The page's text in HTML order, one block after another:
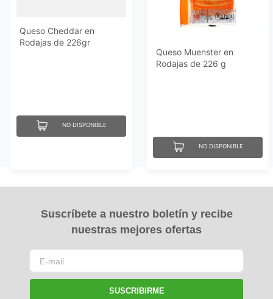
Queso Cheddar en
Rodajas de 226gr
NO DISPONIBLE
Queso Muenster en
Rodajas de 226 g
NO DISPONIBLE
Suscríbete a nuestro boletín y recibe
nuestras mejores ofertas
SUSCRIBIRME